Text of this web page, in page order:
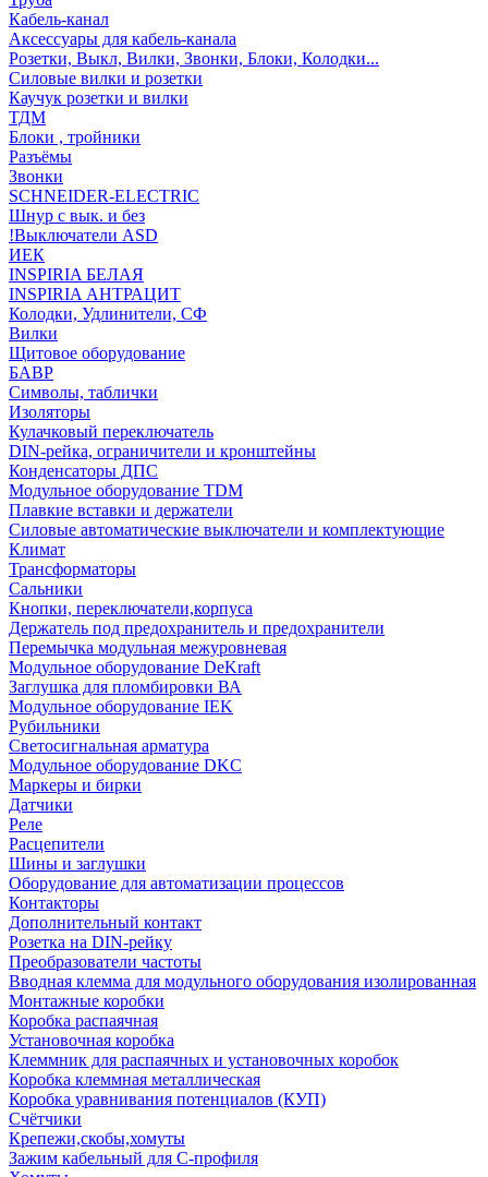
Кабель-канал
Аксессуары для кабель-канала
Розетки, Выкл, Вилки, Звонки, Блоки, Колодки...
Силовые вилки и розетки
Каучук розетки и вилки
ТДМ
Блоки , тройники
Разъёмы
Звонки
SCHNEIDER-ELECTRIC
Шнур с вык. и без
!Выключатели ASD
ИЕК
INSPIRIA БЕЛАЯ
INSPIRIA АНТРАЦИТ
Колодки, Удлинители, СФ
Вилки
Щитовое оборудование
БАВР
Символы, таблички
Изоляторы
Кулачковый переключатель
DIN-рейка, ограничители и кронштейны
Конденсаторы ДПС
Модульное оборудование TDM
Плавкие вставки и держатели
Силовые автоматические выключатели и комплектующие
Климат
Трансформаторы
Сальники
Кнопки, переключатели,корпуса
Держатель под предохранитель и предохранители
Перемычка модульная межуровневая
Модульное оборудование DeKraft
Заглушка для пломбировки ВА
Модульное оборудование IEK
Рубильники
Светосигнальная арматура
Модульное оборудование DKC
Маркеры и бирки
Датчики
Реле
Расцепители
Шины и заглушки
Оборудование для автоматизации процессов
Контакторы
Дополнительный контакт
Розетка на DIN-рейку
Преобразователи частоты
Вводная клемма для модульного оборудования изолированная
Монтажные коробки
Коробка распаячная
Установочная коробка
Клеммник для распаячных и установочных коробок
Коробка клеммная металлическая
Коробка уравнивания потенциалов (КУП)
Счётчики
Крепежи,скобы,хомуты
Зажим кабельный для С-профиля